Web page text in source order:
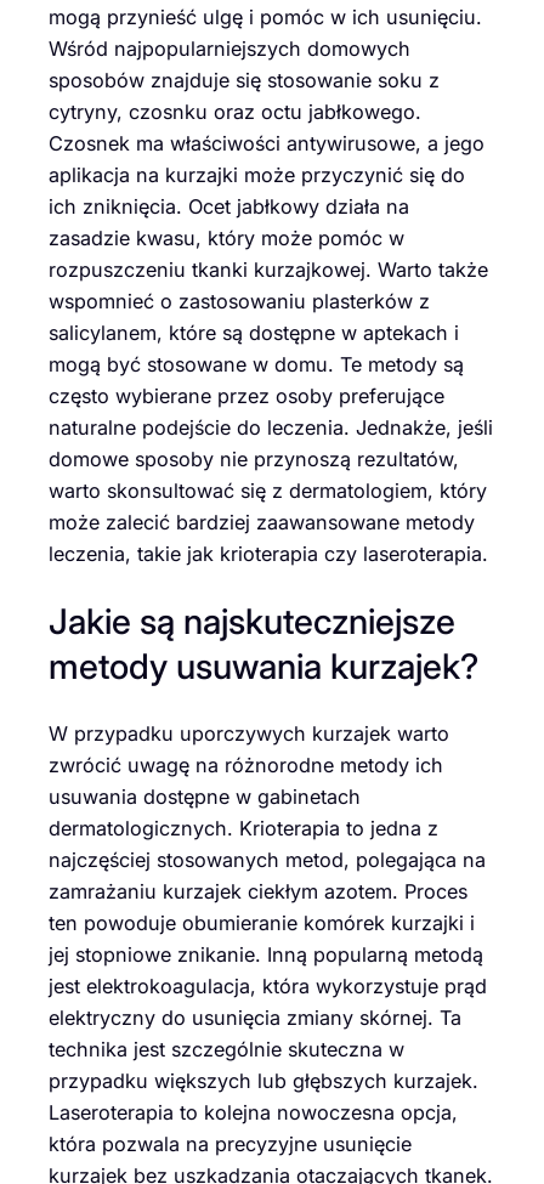
mogą przynieść ulgę i pomóc w ich usunięciu.
Wśród najpopularniejszych domowych
sposobów znajduje się stosowanie soku z
cytryny, czosnku oraz octu jabłkowego.
Czosnek ma właściwości antywirusowe, a jego
aplikacja na kurzajki może przyczynić się do
ich zniknięcia. Ocet jabłkowy działa na
zasadzie kwasu, który może pomóc w
rozpuszczeniu tkanki kurzajkowej. Warto także
wspomnieć o zastosowaniu plasterków z
salicylanem, które są dostępne w aptekach i
mogą być stosowane w domu. Te metody są
często wybierane przez osoby preferujące
naturalne podejście do leczenia. Jednakże, jeśli
domowe sposoby nie przynoszą rezultatów,
warto skonsultować się z dermatologiem, który
może zalecić bardziej zaawansowane metody
leczenia, takie jak krioterapia czy laseroterapia.
Jakie są najskuteczniejsze
metody usuwania kurzajek?
W przypadku uporczywych kurzajek warto
zwrócić uwagę na różnorodne metody ich
usuwania dostępne w gabinetach
dermatologicznych. Krioterapia to jedna z
najczęściej stosowanych metod, polegająca na
zamrażaniu kurzajek ciekłym azotem. Proces
ten powoduje obumieranie komórek kurzajki i
jej stopniowe znikanie. Inną popularną metodą
jest elektrokoagulacja, która wykorzystuje prąd
elektryczny do usunięcia zmiany skórnej. Ta
technika jest szczególnie skuteczna w
przypadku większych lub głębszych kurzajek.
Laseroterapia to kolejna nowoczesna opcja,
która pozwala na precyzyjne usunięcie
kurzajek bez uszkadzania otaczających tkanek.